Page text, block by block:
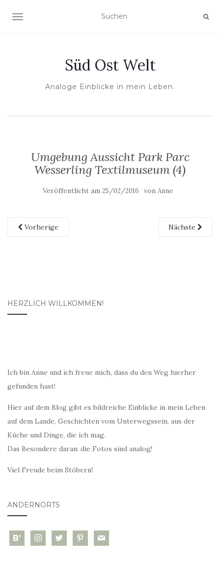
NAVIGATION UMSCHALTEN
Süd Ost Welt
Analoge Einblicke in mein Leben.
Umgebung Aussicht Park Parc
Wesserling Textilmuseum (4)
Veröffentlicht am 25/02/2016 von Anne
Vorherige Nächste
HERZLICH WILLKOMMEN!
Ich bin Anne und ich freue mich, dass du den Weg hierher
gefunden hast!
Hier auf dem Blog gibt es bildreiche Einblicke in mein Leben
auf dem Lande, Geschichten vom Unterwegssein, aus der
Küche und Dinge, die ich mag.
Das Besondere daran: die Fotos sind analog!
Viel Freude beim Stöbern!
ANDERNORTS
bloglovininstagramtwitter pinterest
mail